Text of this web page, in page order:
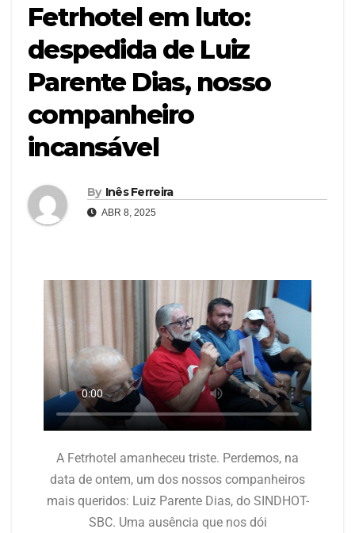
Fetrhotel em luto:
despedida de Luiz
Parente Dias, nosso
companheiro
incansável
By Inês Ferreira
ABR 8, 2025
A Fetrhotel amanheceu triste. Perdemos, na
data de ontem, um dos nossos companheiros
mais queridos: Luiz Parente Dias, do SINDHOT-
SBC. Uma ausência que nos dói